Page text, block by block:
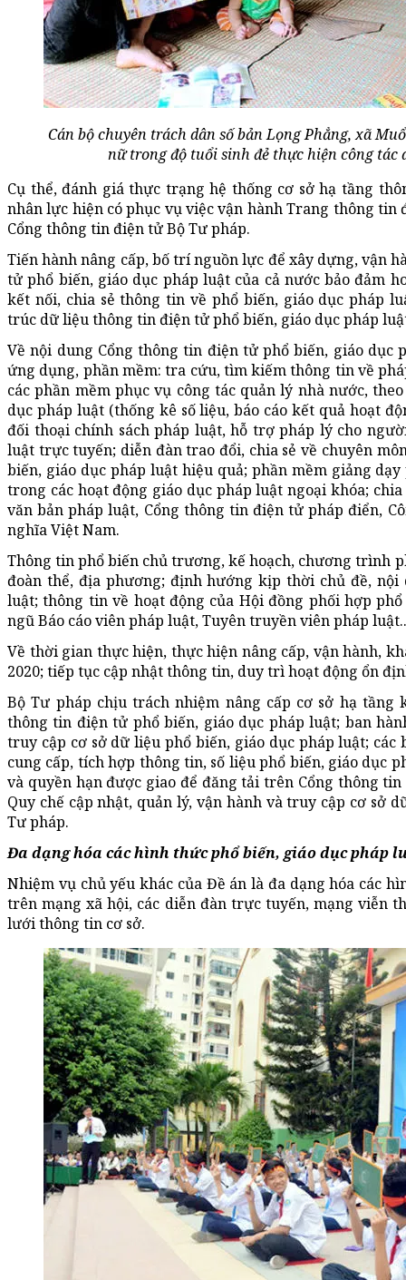
Cán bộ chuyên trách dân số bản Lọng Phẳng, xã
nữ trong độ tuổi sinh đẻ thực hiện công tác
Cụ thể, đánh giá thực trạng hệ thống cơ sở hạ tầng
nhân lực hiện có phục vụ việc vận hành Trang thông
Cổng thông tin điện tử Bộ Tư pháp.
Tiến hành nâng cấp, bố trí nguồn lực để xây dựng, vận
tử phổ biến, giáo dục pháp luật của cả nước bảo đảm
kết nối, chia sẻ thông tin về phổ biến, giáo dục pháp
trúc dữ liệu thông tin điện tử phổ biến, giáo dục pháp
Về nội dung Cổng thông tin điện tử phổ biến, giáo dục
ứng dụng, phần mềm: tra cứu, tìm kiếm thông tin về
các phần mềm phục vụ công tác quản lý nhà nước,
dục pháp luật (thống kê số liệu, báo cáo kết quả hoạt
đối thoại chính sách pháp luật, hỗ trợ pháp lý cho
luật trực tuyến; diễn đàn trao đổi, chia sẻ về chuyên
biến, giáo dục pháp luật hiệu quả; phần mềm giảng
trong các hoạt động giáo dục pháp luật ngoại khóa;
văn bản pháp luật, Cổng thông tin điện tử pháp điển,
nghĩa Việt Nam.
Thông tin phổ biến chủ trương, kế hoạch, chương trình
đoàn thể, địa phương; định hướng kịp thời chủ đề,
luật; thông tin về hoạt động của Hội đồng phối hợp
ngũ Báo cáo viên pháp luật, Tuyên truyền viên pháp
Về thời gian thực hiện, thực hiện nâng cấp, vận hành,
2020; tiếp tục cập nhật thông tin, duy trì hoạt động ổn
Bộ Tư pháp chịu trách nhiệm nâng cấp cơ sở hạ tầng
thông tin điện tử phổ biến, giáo dục pháp luật; ban
truy cập cơ sở dữ liệu phổ biến, giáo dục pháp luật;
cung cấp, tích hợp thông tin, số liệu phổ biến, giáo dục
và quyền hạn được giao để đăng tải trên Cổng thông
Quy chế cập nhật, quản lý, vận hành và truy cập cơ sở
Tư pháp.
Đa dạng hóa các hình thức phổ biến, giáo dục pháp
Nhiệm vụ chủ yếu khác của Đề án là đa dạng hóa các
trên mạng xã hội, các diễn đàn trực tuyến, mạng viễn
lưới thông tin cơ sở.